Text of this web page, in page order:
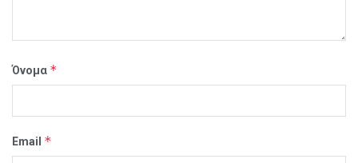
Όνομα *
Email *